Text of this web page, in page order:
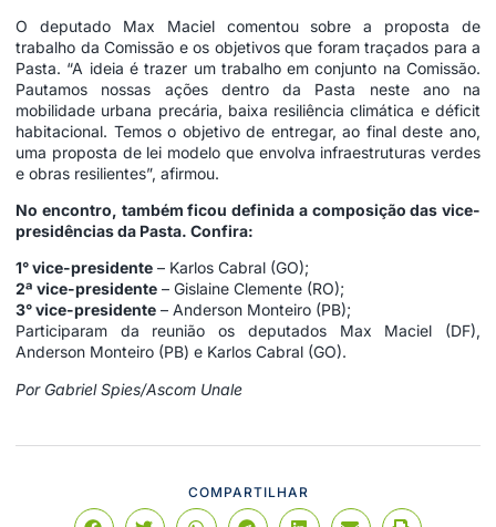
O deputado Max Maciel comentou sobre a proposta de
trabalho da Comissão e os objetivos que foram traçados para a
Pasta. “A ideia é trazer um trabalho em conjunto na Comissão.
Pautamos nossas ações dentro da Pasta neste ano na
mobilidade urbana precária, baixa resiliência climática e déficit
habitacional. Temos o objetivo de entregar, ao final deste ano,
uma proposta de lei modelo que envolva infraestruturas verdes
e obras resilientes”, afirmou.
No encontro, também ficou definida a composição das vice-
presidências da Pasta. Confira:
1° vice-presidente – Karlos Cabral (GO);
2ª vice-presidente – Gislaine Clemente (RO);
3° vice-presidente – Anderson Monteiro (PB);
Participaram da reunião os deputados Max Maciel (DF),
Anderson Monteiro (PB) e Karlos Cabral (GO).
Por Gabriel Spies/Ascom Unale
COMPARTILHAR